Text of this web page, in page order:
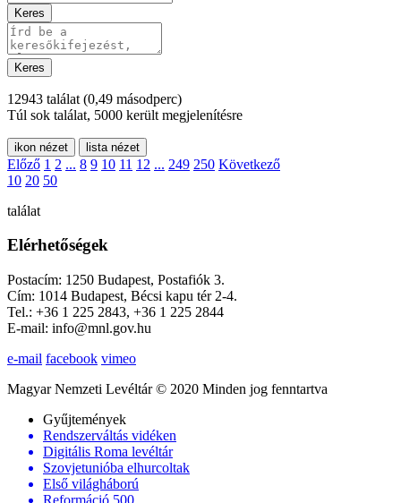
Keres
Keres
12943 találat (0,49 másodperc)
Túl sok találat, 5000 került megjelenítésre
ikon nézet lista nézet
Előző 1 2 ... 8 9 10 11 12 ... 249 250 Következő
10 20 50
találat
Elérhetőségek
Postacím: 1250 Budapest, Postafiók 3.
Cím: 1014 Budapest, Bécsi kapu tér 2-4.
Tel.: +36 1 225 2843, +36 1 225 2844
E-mail: info@mnl.gov.hu
e-mail facebook vimeo
Magyar Nemzeti Levéltár © 2020 Minden jog fenntartva
Gyűjtemények
Rendszerváltás vidéken
Digitális Roma levéltár
Szovjetunióba elhurcoltak
Első világháború